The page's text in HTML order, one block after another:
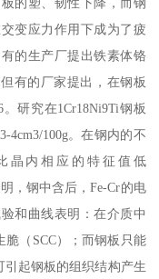
变应力作用下成为了疲
的生产厂提出铁素体铬
有的厂家提出，在钢板
研究在1Cr18Ni9Ti钢板
4cm3/100g。在钢内的不
晶内相应的特征值低
，钢中含后，Fe-Cr的电
和曲线表明：在介质中
（SCC）；而钢板只能
引起钢板的组织结构产生